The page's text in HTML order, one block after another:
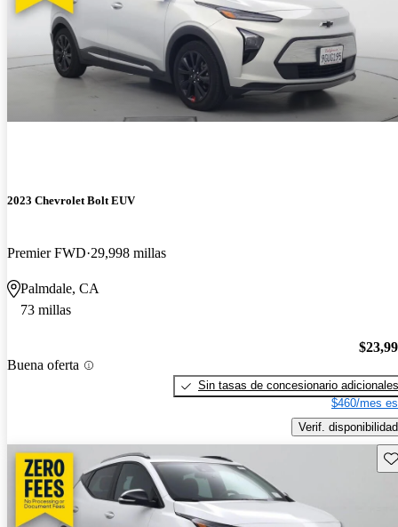
2023 Chevrolet Bolt EUV
Premier FWD 29,998 millas
Palmdale, CA
73 millas
Buena oferta
Sin tasas de concesionario adicionales
$460/mes
Verif. disponibilidad